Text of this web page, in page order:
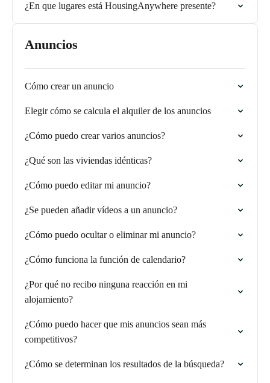
¿En que lugares está HousingAnywhere presente?
Anuncios
Cómo crear un anuncio
Elegir cómo se calcula el alquiler de los anuncios
¿Cómo puedo crear varios anuncios?
¿Qué son las viviendas idénticas?
¿Cómo puedo editar mi anuncio?
¿Se pueden añadir vídeos a un anuncio?
¿Cómo puedo ocultar o eliminar mi anuncio?
¿Cómo funciona la función de calendario?
¿Por qué no recibo ninguna reacción en mi
alojamiento?
¿Cómo puedo hacer que mis anuncios sean más
competitivos?
¿Cómo se determinan los resultados de la búsqueda?